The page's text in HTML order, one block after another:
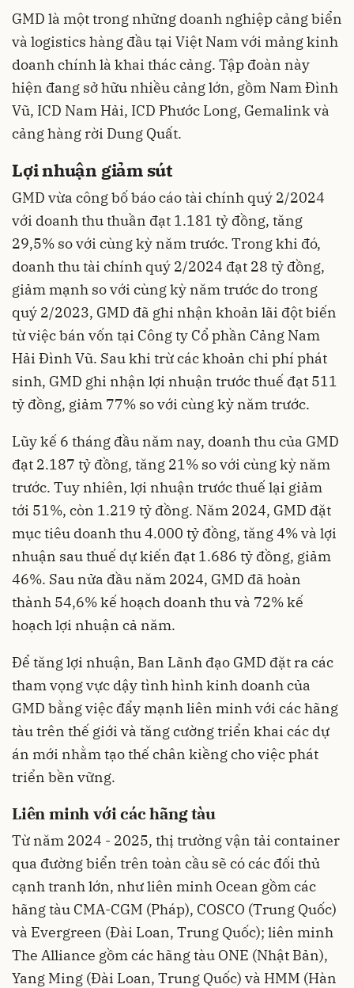
GMD là một trong những doanh nghiệp cảng biển
và logistics hàng đầu tại Việt Nam với mảng kinh
doanh chính là khai thác cảng. Tập đoàn này
hiện đang sở hữu nhiều cảng lớn, gồm Nam Đình
Vũ, ICD Nam Hải, ICD Phước Long, Gemalink và
cảng hàng rời Dung Quất.
Lợi nhuận giảm sút
GMD vừa công bố báo cáo tài chính quý 2/2024
với doanh thu thuần đạt 1.181 tỷ đồng, tăng
29,5% so với cùng kỳ năm trước. Trong khi đó,
doanh thu tài chính quý 2/2024 đạt 28 tỷ đồng,
giảm mạnh so với cùng kỳ năm trước do trong
quý 2/2023, GMD đã ghi nhận khoản lãi đột biến
từ việc bán vốn tại Công ty Cổ phần Cảng Nam
Hải Đình Vũ. Sau khi trừ các khoản chi phí phát
sinh, GMD ghi nhận lợi nhuận trước thuế đạt 511
tỷ đồng, giảm 77% so với cùng kỳ năm trước.
Lũy kế 6 tháng đầu năm nay, doanh thu của GMD
đạt 2.187 tỷ đồng, tăng 21% so với cùng kỳ năm
trước. Tuy nhiên, lợi nhuận trước thuế lại giảm
tới 51%, còn 1.219 tỷ đồng. Năm 2024, GMD đặt
mục tiêu doanh thu 4.000 tỷ đồng, tăng 4% và lợi
nhuận sau thuế dự kiến đạt 1.686 tỷ đồng, giảm
46%. Sau nửa đầu năm 2024, GMD đã hoàn
thành 54,6% kế hoạch doanh thu và 72% kế
hoạch lợi nhuận cả năm.
Để tăng lợi nhuận, Ban Lãnh đạo GMD đặt ra các
tham vọng vực dậy tình hình kinh doanh của
GMD bằng việc đẩy mạnh liên minh với các hãng
tàu trên thế giới và tăng cường triển khai các dự
án mới nhằm tạo thế chân kiềng cho việc phát
triển bền vững.
Liên minh với các hãng tàu
Từ năm 2024 - 2025, thị trường vận tải container
qua đường biển trên toàn cầu sẽ có các đối thủ
cạnh tranh lớn, như liên minh Ocean gồm các
hãng tàu CMA-CGM (Pháp), COSCO (Trung Quốc)
và Evergreen (Đài Loan, Trung Quốc); liên minh
The Alliance gồm các hãng tàu ONE (Nhật Bản),
Yang Ming (Đài Loan, Trung Quốc) và HMM (Hàn